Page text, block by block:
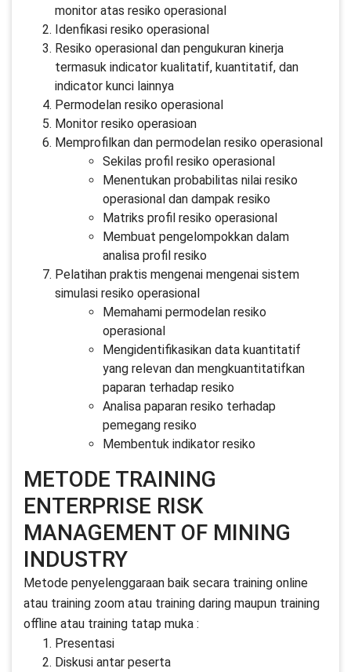
monitor atas resiko operasional
Idenfikasi resiko operasional
Resiko operasional dan pengukuran kinerja
termasuk indicator kualitatif, kuantitatif, dan
indicator kunci lainnya
Permodelan resiko operasional
Monitor resiko operasioan
Memprofilkan dan permodelan resiko operasional
Sekilas profil resiko operasional
Menentukan probabilitas nilai resiko
operasional dan dampak resiko
Matriks profil resiko operasional
Membuat pengelompokkan dalam
analisa profil resiko
Pelatihan praktis mengenai mengenai sistem
simulasi resiko operasional
Memahami permodelan resiko
operasional
Mengidentifikasikan data kuantitatif
yang relevan dan mengkuantitatifkan
paparan terhadap resiko
Analisa paparan resiko terhadap
pemegang resiko
Membentuk indikator resiko
METODE TRAINING
ENTERPRISE RISK
MANAGEMENT OF MINING
INDUSTRY
Metode penyelenggaraan baik secara training online
atau training zoom atau training daring maupun training
offline atau training tatap muka :
Presentasi
Diskusi antar peserta